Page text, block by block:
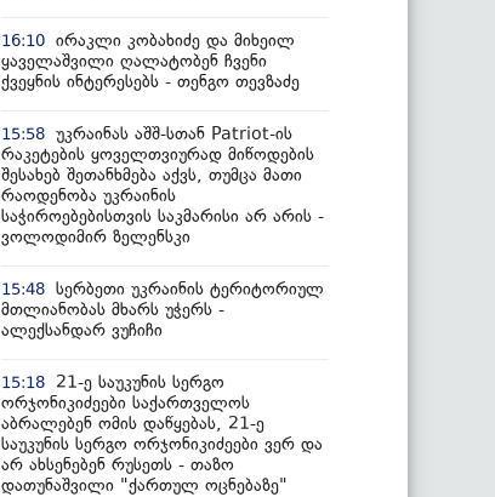
16:10 ირაკლი კობახიძე და მიხეილ
ყაველაშვილი ღალატობენ ჩვენი
ქვეყნის ინტერესებს - თენგო თევზაძე
15:58 უკრაინას აშშ-სთან Patriot-ის
რაკეტების ყოველთვიურად მიწოდების
შესახებ შეთანხმება აქვს, თუმცა მათი
რაოდენობა უკრაინის
საჭიროებებისთვის საკმარისი არ არის -
ვოლოდიმირ ზელენსკი
15:48 სერბეთი უკრაინის ტერიტორიულ
მთლიანობას მხარს უჭერს -
ალექსანდარ ვუჩიჩი
15:18
21-ე საუკუნის სერგო
ორჯონიკიძეები საქართველოს
აბრალებენ ომის დაწყებას, 21-ე
საუკუნის სერგო ორჯონიკიძეები ვერ და
არ ახსენებენ რუსეთს - თაზო
დათუნაშვილი "ქართულ ოცნებაზე"